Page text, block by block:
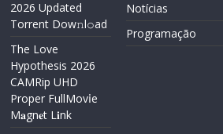
2026 Updated
Torrent Dow𝚗l𝚘аd
The Love
Hypothesis 2026
CAMRip UHD
Proper FullMov𝗂e
M𝐚gn𝐞t L𝐢nk
Notícias
Programação